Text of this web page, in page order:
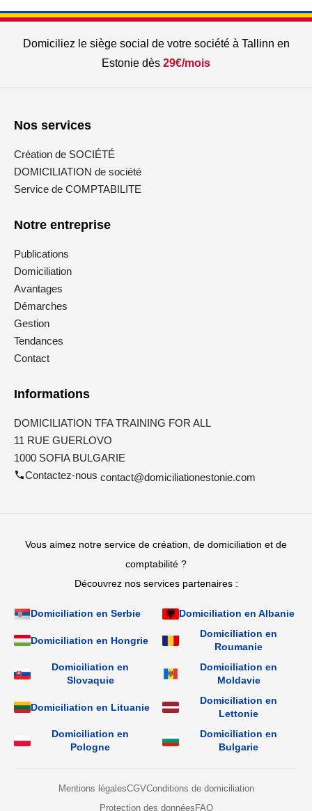
Domiciliez le siège social de votre société à Tallinn en
Estonie dès 29€/mois
Nos services
Création de SOCIÉTÉ
DOMICILIATION de société
Service de COMPTABILITE
Notre entreprise
Publications
Domiciliation
Avantages
Démarches
Gestion
Tendances
Contact
Informations
DOMICILIATION TFA TRAINING FOR ALL
11 RUE GUERLOVO
1000 SOFIA BULGARIE
Contactez-nous contact@domiciliationestonie.com
Vous aimez notre service de création, de domiciliation et de
comptabilité ?
Découvrez nos services partenaires :
Domiciliation en Serbie Domiciliation en Albanie
Domiciliation en Hongrie
Domiciliation en
Roumanie
Domiciliation en
Slovaquie
Domiciliation en
Moldavie
Domiciliation en Lituanie
Domiciliation en
Lettonie
Domiciliation en
Pologne
Domiciliation en
Bulgarie
Mentions légalesCGVConditions de domiciliation
Protection des données FAQ